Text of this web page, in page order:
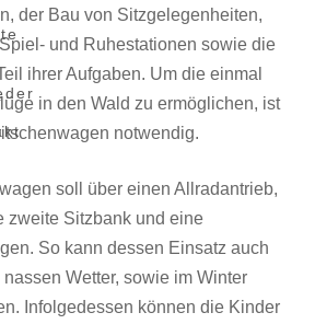
der Bau von Sitzgelegenheiten,
und Ruhestationen sowie die
ihrer Aufgaben. Um die einmal
in den Wald zu ermöglichen, ist
notwendig.
soll über einen Allradantrieb,
zweite Sitzbank und eine
So kann dessen Einsatz auch
Wetter, sowie im Winter
Infolgedessen können die Kinder